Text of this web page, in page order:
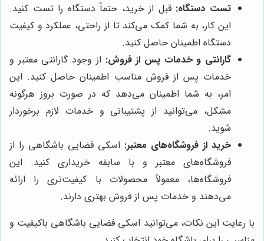
تست دستگاه: قبل از خرید، حتماً دستگاه را تست کنید.
این کار، به شما کمک می‌کند تا از راحتی، عملکرد و کیفیت
دستگاه اطمینان حاصل کنید.
گارانتی و خدمات پس از فروش: از وجود گارانتی معتبر و
خدمات پس از فروش مناسب اطمینان حاصل کنید. این
امر، به شما اطمینان می‌دهد که در صورت بروز هرگونه
مشکل، می‌توانید از پشتیبانی و خدمات لازم برخوردار
شوید.
خرید از فروشگاه‌های معتبر: اسکی فضایی باشگاهی را از
فروشگاه‌های معتبر و با سابقه خریداری کنید. این
فروشگاه‌ها، معمولاً محصولات با کیفیت‌تری را ارائه
می‌دهند و خدمات پس از فروش بهتری دارند.
با رعایت این نکات، می‌توانید اسکی فضایی باشگاهی باکیفیت و